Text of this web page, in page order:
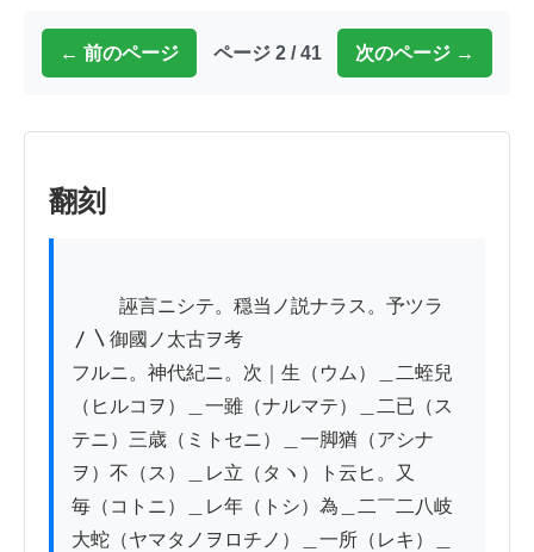
← 前のページ ページ 2 / 41 次のページ →
翻刻
〳〵御國ノ太古ヲ考
フルニ。神代紀ニ。次｜生（ウム）＿二蛭兒
（ヒルコヲ）＿一雖（ナルマテ）＿二已（ス
テニ）三歳（ミトセニ）＿一脚猶（アシナ
ヲ）不（ス）＿レ立（タヽ）ト云ヒ。又
毎（コトニ）＿レ年（トシ）為＿二￣二八岐
大蛇（ヤマタノヲロチノ）＿一所（レキ）＿